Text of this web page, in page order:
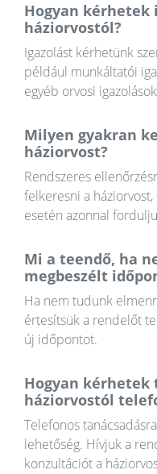
Hogyan kérhetek
háziorvostól?
Igazolást kérhetünk
például munkáltatói
egyéb orvosi
Milyen gyakran
háziorvost?
Rendszeres
felkeresni a
esetén azonnal
Mi a teendő, ha
megbeszélt
Ha nem tudunk
értesítsük a rendelőt
új időpontot.
Hogyan kérhetek
háziorvostól
Telefonos
lehetőség. Hívjuk a
konzultációt a